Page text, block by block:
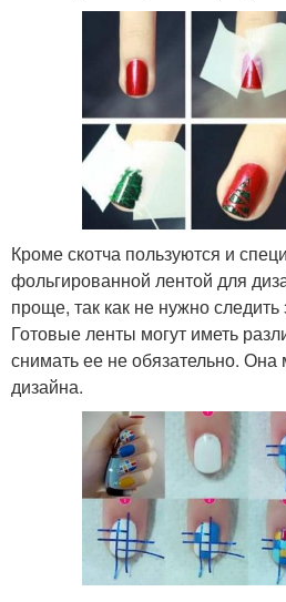
Кроме скотча пользуются и
фольгированной лентой для
проще, так как не нужно
Готовые ленты могут иметь
снимать ее не обязательно. Она
дизайна.